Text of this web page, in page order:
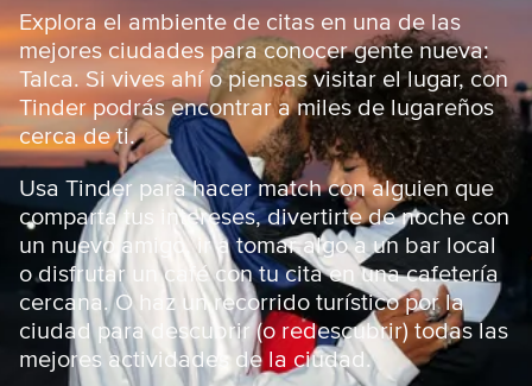
i
n
d
e
r
Explora el ambiente de citas en una de las
mejores ciudades para conocer gente nueva:
Talca. Si vives ahí o piensas visitar el lugar, con
Tinder podrás encontrar a miles de lugareños
cerca de ti.
Usa Tinder para hacer match con alguien que
comparta tus intereses, divertirte de noche con
un nuevo amigo, ir a tomar algo a un bar local
o disfrutar un café con tu cita en una cafetería
cercana. O haz un recorrido turístico por la
ciudad para descubrir (o redescubrir) todas las
mejores actividades de la ciudad.